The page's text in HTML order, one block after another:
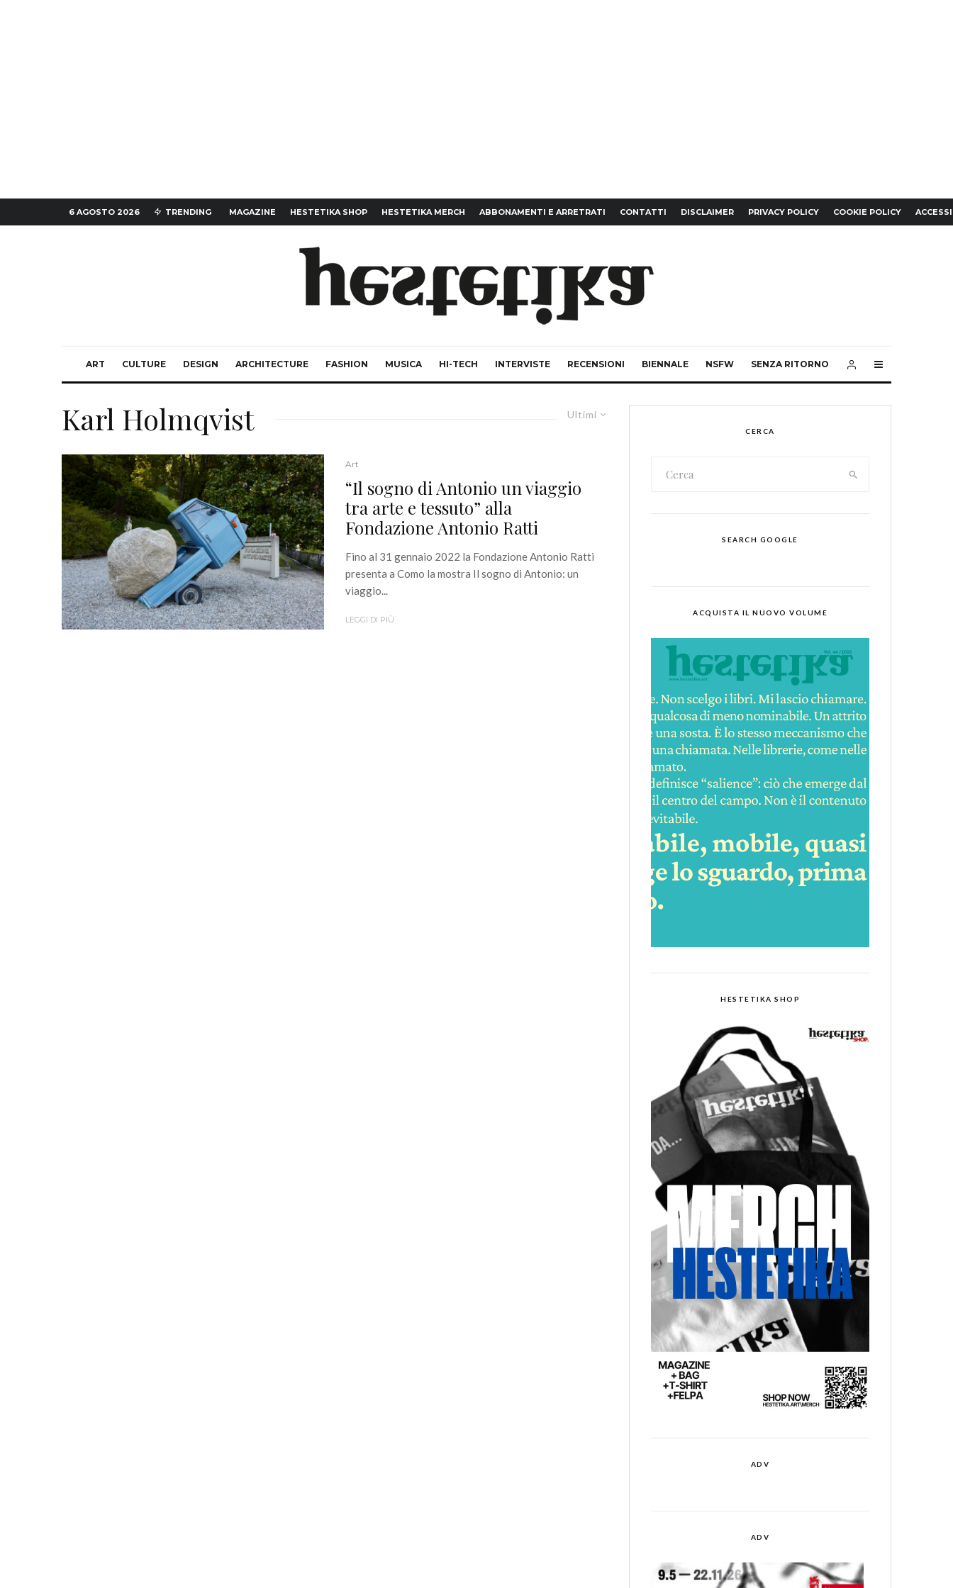
6 AGOSTO 2026 TRENDING MAGAZINE HESTETIKA SHOP HESTETIKA MERCH ABBONAMENTI E ARRETRATI CONTATTI DISCLAIMER PRIVACY POLICY COOKIE POLICY
ART CULTURE DESIGN ARCHITECTURE FASHION MUSICA HI-TECH INTERVISTE RECENSIONI BIENNALE NSFW SENZA RITORNO
Ultimi
Karl Holmqvist
Art
“Il sogno di Antonio un viaggio
tra arte e tessuto” alla
Fondazione Antonio Ratti
Fino al 31 gennaio 2022 la Fondazione Antonio Ratti
presenta a Como la mostra Il sogno di Antonio: un
viaggio...
LEGGI DI PIÙ
CERCA
SEARCH GOOGLE
ACQUISTA IL NUOVO VOLUME
HESTETIKA SHOP
ADV
ADV